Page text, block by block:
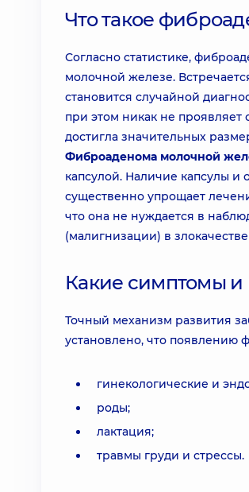
Что такое
Согласно статистике,
молочной железе.
становится случайной
при этом никак не
достигла значительных
Фиброаденома молочной
капсулой. Наличие капсулы и
существенно упрощает
что она не нуждается в
(малигнизации) в
Какие симптомы
Точный механизм развития
установлено, что появлению
гинекологические и
роды;
лактация;
травмы груди и стрессы.